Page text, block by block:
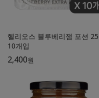
헬리오스 블루베리잼 포션
10개입
2,400원